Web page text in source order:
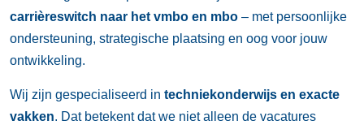
carrièreswitch naar het vmbo en mbo – met persoonlijke
ondersteuning, strategische plaatsing en oog voor jouw
ontwikkeling.
Wij zijn gespecialiseerd in techniekonderwijs en exacte
vakken. Dat betekent dat we niet alleen de vacatures